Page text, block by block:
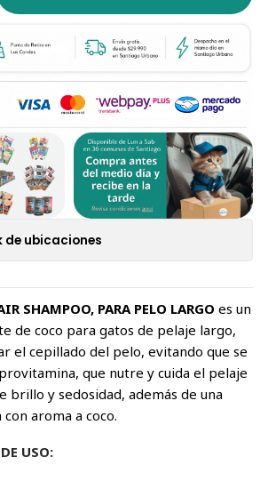
de ubicaciones
SHAMPOO, PARA PELO LARGO es un
de coco para gatos de pelaje largo,
el cepillado del pelo, evitando que se
que nutre y cuida el pelaje
brillo y sedosidad, además de una
aroma a coco.
USO: